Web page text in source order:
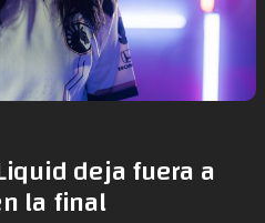
deja fuera a
la final